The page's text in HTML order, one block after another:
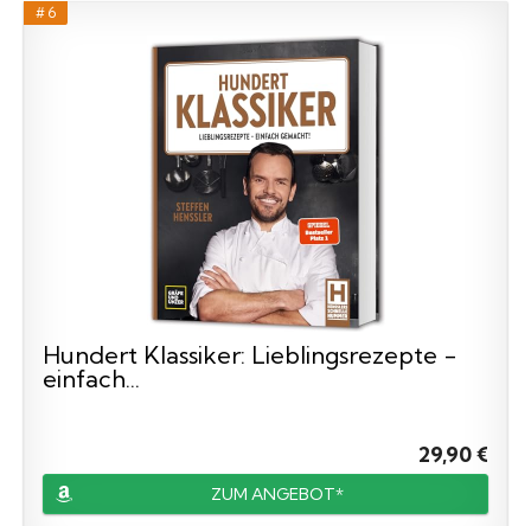
# 6
Hundert Klassiker: Lieblingsrezepte -
einfach...
29,90 €
ZUM ANGEBOT*